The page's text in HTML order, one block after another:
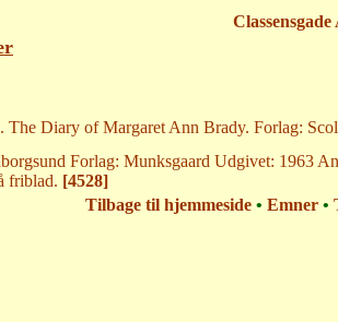
The Diary of Margaret Ann Brady. Forlag:
Forlag: Munksgaard Udgivet: 1963
friblad. [4528]
Tilbage til hjemmeside • Emner •